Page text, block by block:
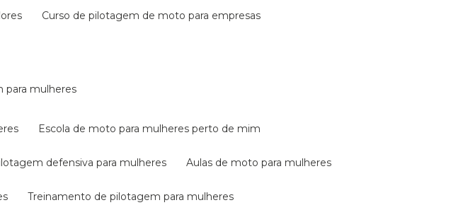
curso de pilotagem de moto para empresas
para mulheres
escola de moto para mulheres perto de mim
pilotagem defensiva para mulheres aulas de moto para mulheres
treinamento de pilotagem para mulheres